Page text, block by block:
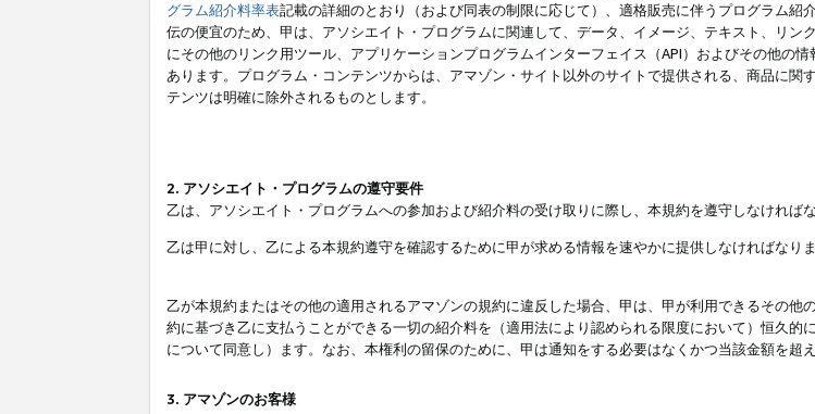
グラム紹介料率表記載の詳細のとおり（および同表の制限に応じて）、適格販売に伴うプログラム
伝の便宜のため、甲は、アソシエイト・プログラムに関連して、データ、イメージ、テキスト、リ
にその他のリンク用ツール、アプリケーションプログラムインターフェイス（API）およびその他の情
あります。プログラム・コンテンツからは、アマゾン・サイト以外のサイトで提供される、商品に
テンツは明確に除外されるものとします。
2. アソシエイト・プログラムの遵守要件
乙は、アソシエイト・プログラムへの参加および紹介料の受け取りに際し、本規約を遵守しなければな
乙は甲に対し、乙による本規約遵守を確認するために甲が求める情報を速やかに提供しなければなりま
乙が本規約またはその他の適用されるアマゾンの規約に違反した場合、甲は、甲が利用できるその
約に基づき乙に支払うことができる一切の紹介料を（適用法により認められる限度において）恒久
について同意し）ます。なお、本権利の留保のために、甲は通知をする必要はなくかつ当該金額を超
3. アマゾンのお客様